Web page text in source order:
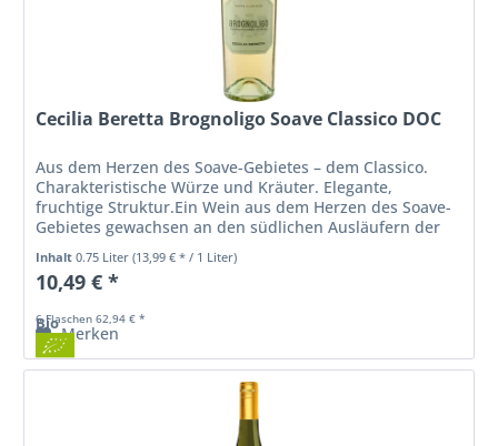
Bio
Cecilia Beretta Brognoligo Soave Classico DOC
Aus dem Herzen des Soave-Gebietes – dem Classico.
Charakteristische Würze und Kräuter. Elegante,
fruchtige Struktur.Ein Wein aus dem Herzen des Soave-
Gebietes gewachsen an den südlichen Ausläufern der
Lessinischen Alpen.Der Brognoligo...
Inhalt0.75 Liter(13,99 € * / 1 Liter)
10,49 € *
6 Flaschen 62,94 € *
Merken